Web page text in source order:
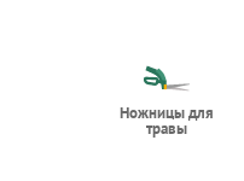
Ножницы для
травы